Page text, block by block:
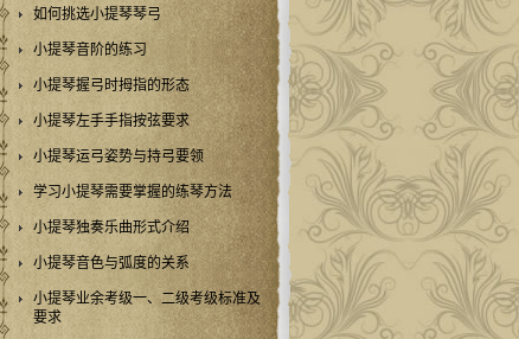
如何挑选小提琴琴弓
小提琴音阶的练习
小提琴握弓时拇指的形态
小提琴左手手指按弦要求
小提琴运弓姿势与持弓要领
学习小提琴需要掌握的练琴方法
小提琴独奏乐曲形式介绍
小提琴音色与弧度的关系
小提琴业余考级一、二级考级标准及
要求